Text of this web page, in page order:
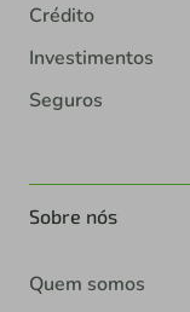
Crédito
Investimentos
Seguros
Sobre nós
Quem somos